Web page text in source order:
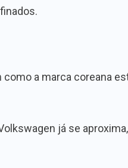
a marca coreana
já se